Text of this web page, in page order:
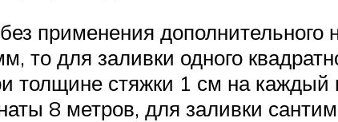
применения дополнительного
то для заливки одного
толщине стяжки 1 см на
8 метров, для заливки